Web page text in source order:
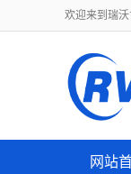
欢迎来到瑞
网站